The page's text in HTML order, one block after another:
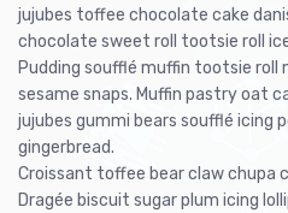
jujubes toffee chocolate cake
chocolate sweet roll tootsie roll
Pudding soufflé muffin tootsie roll
sesame snaps. Muffin pastry oat
jujubes gummi bears soufflé icing
gingerbread.
Croissant toffee bear claw chupa
Dragée biscuit sugar plum icing